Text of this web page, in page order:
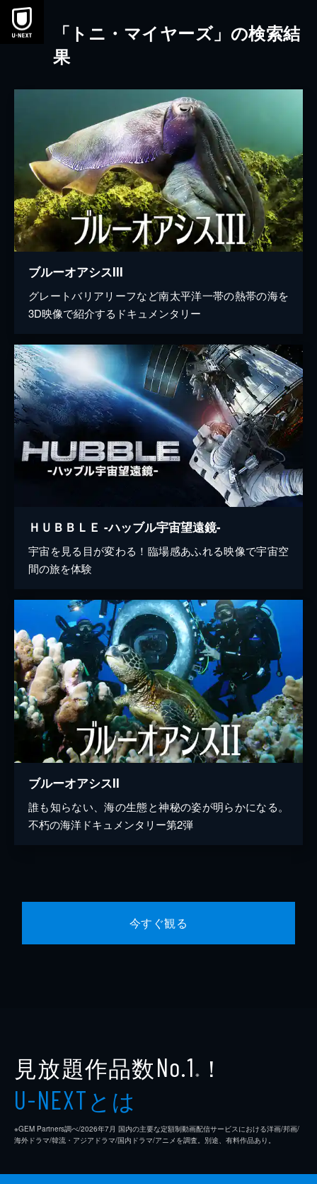
本文へスキップ
「トニ・マイヤーズ」の検索結
果
ブルーオアシスIII
グレートバリアリーフなど南太平洋一帯の熱帯の海を
3D映像で紹介するドキュメンタリー
ＨＵＢＢＬＥ -ハッブル宇宙望遠鏡-
宇宙を見る目が変わる！臨場感あふれる映像で宇宙空
間の旅を体験
ブルーオアシスII
誰も知らない、海の生態と神秘の姿が明らかになる。
不朽の海洋ドキュメンタリー第2弾
今すぐ観る
見放題作品数No.1 ※ ！
U-NEXTとは
※GEM Partners調べ/2026年7⽉ 国内の主要な定額制動画配信サービスにおける洋画/邦画/
海外ドラマ/韓流・アジアドラマ/国内ドラマ/アニメを調査。別途、有料作品あり。